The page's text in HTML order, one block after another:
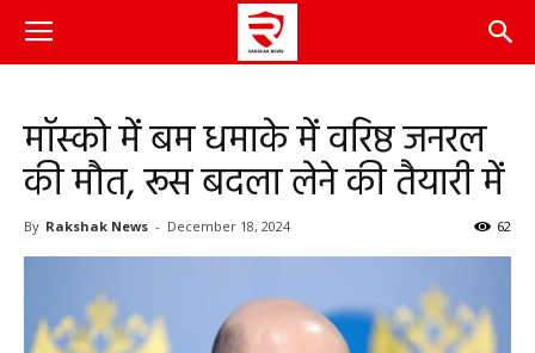
मॉस्को में बम धमाके में वरिष्ठ जनरल
की मौत, रूस बदला लेने की तैयारी में
By Rakshak News - December 18, 2024 62